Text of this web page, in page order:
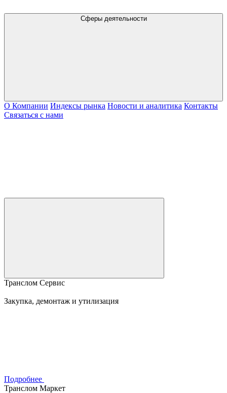
Сферы деятельности
О Компании Индексы рынка Новости и аналитика Контакты
Связаться с нами
Транслом Сервис
Закупка, демонтаж и утилизация
Подробнее
Транслом Маркет